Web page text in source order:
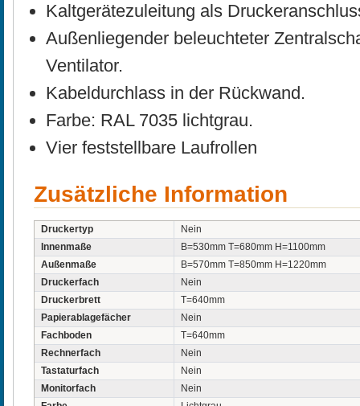
Kaltgerätezuleitung als
Außenliegender beleuchteter
Ventilator.
Kabeldurchlass in der Rückwand.
Farbe: RAL 7035 lichtgrau.
Vier feststellbare Laufrollen
Zusätzliche Information
Druckertyp
Nein
Innenmaße
B=530mm T=680mm H=1100mm
Außenmaße
B=570mm T=850mm H=1220mm
Druckerfach
Nein
Druckerbrett
T=640mm
Papierablagefächer
Nein
Fachboden
T=640mm
Rechnerfach
Nein
Tastaturfach
Nein
Monitorfach
Nein